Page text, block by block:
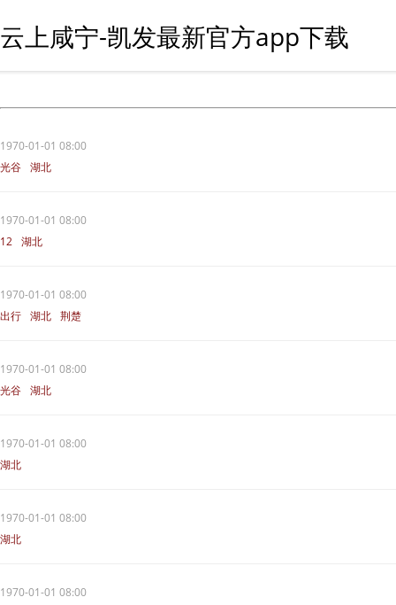
云上咸宁-凯发最新官方app下载
1970-01-01 08:00
光谷 湖北
1970-01-01 08:00
12 湖北
1970-01-01 08:00
出行 湖北 荆楚
1970-01-01 08:00
光谷 湖北
1970-01-01 08:00
湖北
1970-01-01 08:00
湖北
1970-01-01 08:00